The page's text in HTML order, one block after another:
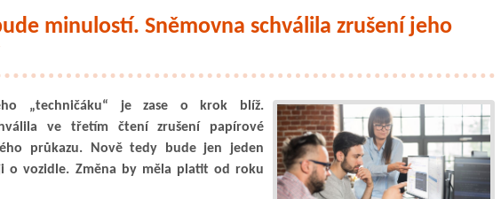
minulostí. Sněmovna schválila zrušení jeho
„techničáku“ je zase o krok blíž.
ve třetím čtení zrušení papírové
průkazu. Nově tedy bude jen jeden
o vozidle. Změna by měla platit od roku